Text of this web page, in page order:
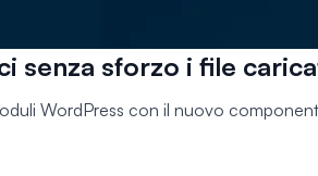
senza sforzo i file
WordPress con il nuovo